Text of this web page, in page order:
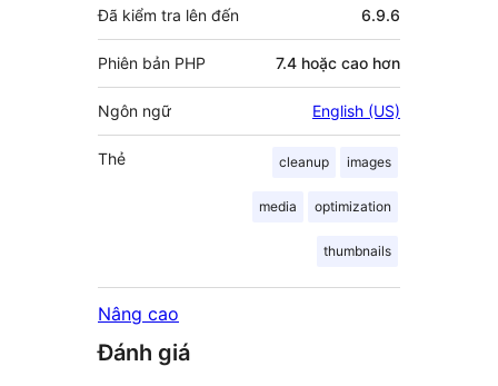
Đã kiểm tra lên đến 6.9.6
Phiên bản PHP 7.4 hoặc cao hơn
Ngôn ngữ English (US)
Thẻ cleanup images
media optimization
thumbnails
Nâng cao
Đánh giá